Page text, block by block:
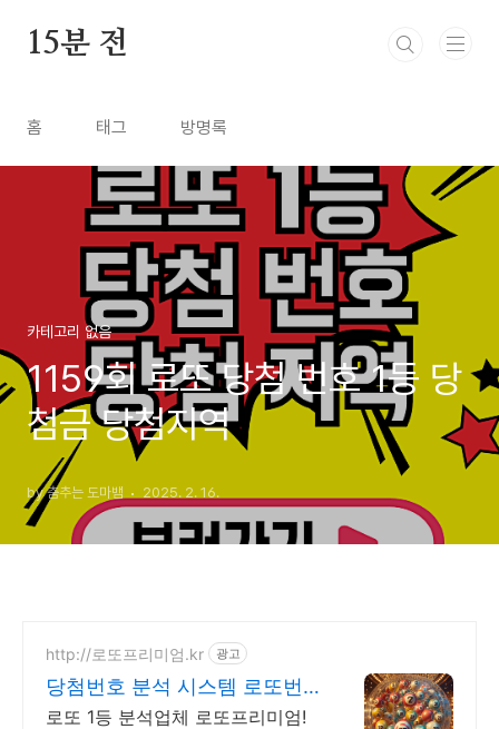
15분 전
홈 태그 방명록
카테고리 없음
1159회 로또 당첨 번호 1등 당
첨금 당첨지역
by 춤추는 도마뱀 2025. 2. 16.
http://로또프리미엄.kr 광고
당첨번호 분석 시스템 로또번
호 분석업체
로또 1등 분석업체 로또프리미엄!